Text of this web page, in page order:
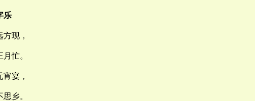
乐
方现，
月忙。
宵宴，
思乡。